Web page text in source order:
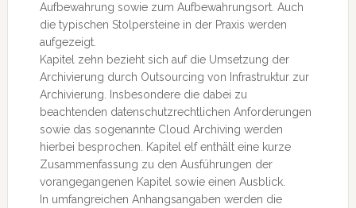
Aufbewahrung sowie zum Aufbewahrungsort. Auch
die typischen Stolpersteine in der Praxis werden
aufgezeigt.
Kapitel zehn bezieht sich auf die Umsetzung der
Archivierung durch Outsourcing von Infrastruktur zur
Archivierung. Insbesondere die dabei zu
beachtenden datenschutzrechtlichen Anforderungen
sowie das sogenannte Cloud Archiving werden
hierbei besprochen. Kapitel elf enthält eine kurze
Zusammenfassung zu den Ausführungen der
vorangegangenen Kapitel sowie einen Ausblick.
In umfangreichen Anhangsangaben werden die